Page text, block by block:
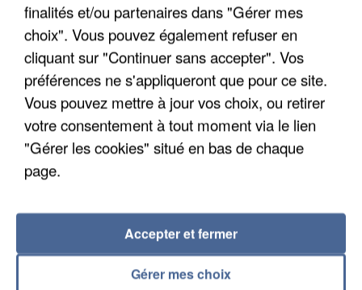
LES DONNÉES DE 300 000 CLIENTS DÉROBÉES À
INTERMARCHÉ APRÈS UNE...
finalités et/ou partenaires dans "Gérer mes
choix". Vous pouvez également refuser en
cliquant sur "Continuer sans accepter". Vos
préférences ne s'appliqueront que pour ce site.
Vous pouvez mettre à jour vos choix, ou retirer
votre consentement à tout moment via le lien
"Gérer les cookies" situé en bas de chaque
page.
Gérer mes choix
Accepter et fermer